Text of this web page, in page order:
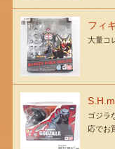
フィ
大量コ
ゴジラ
応でお